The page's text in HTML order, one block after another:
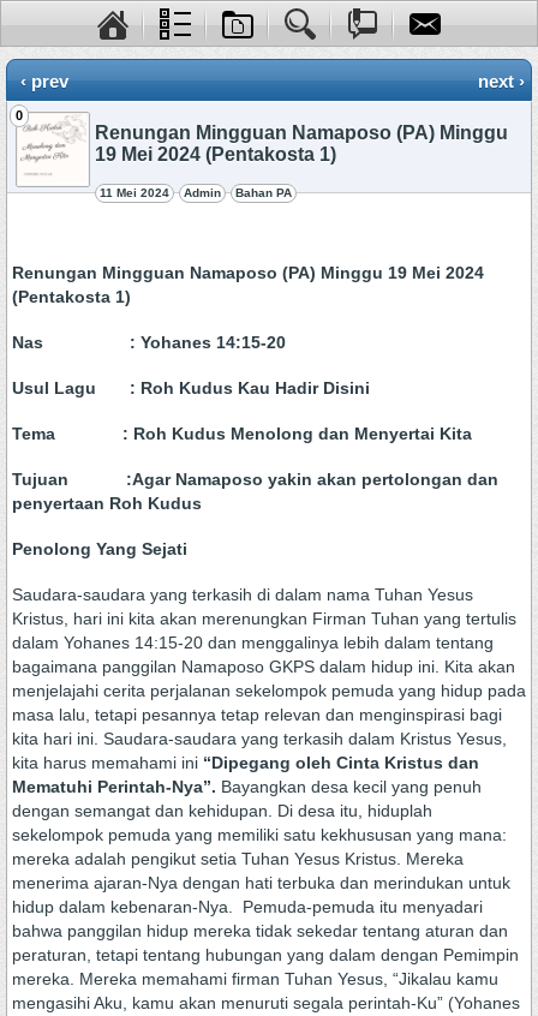
‹ prev next ›
0
Renungan Mingguan Namaposo (PA) Minggu
19 Mei 2024 (Pentakosta 1)
11 Mei 2024 Admin Bahan PA
Renungan Mingguan Namaposo (PA) Minggu 19 Mei 2024
(Pentakosta 1)
Nas : Yohanes 14:15-20
Usul Lagu : Roh Kudus Kau Hadir Disini
Tema : Roh Kudus Menolong dan Menyertai Kita
Tujuan :Agar Namaposo yakin akan pertolongan dan
penyertaan Roh Kudus
Penolong Yang Sejati
Saudara-saudara yang terkasih di dalam nama Tuhan Yesus
Kristus, hari ini kita akan merenungkan Firman Tuhan yang tertulis
dalam Yohanes 14:15-20 dan menggalinya lebih dalam tentang
bagaimana panggilan Namaposo GKPS dalam hidup ini. Kita akan
menjelajahi cerita perjalanan sekelompok pemuda yang hidup pada
masa lalu, tetapi pesannya tetap relevan dan menginspirasi bagi
kita hari ini. Saudara-saudara yang terkasih dalam Kristus Yesus,
kita harus memahami ini “Dipegang oleh Cinta Kristus dan
Mematuhi Perintah-Nya”. Bayangkan desa kecil yang penuh
dengan semangat dan kehidupan. Di desa itu, hiduplah
sekelompok pemuda yang memiliki satu kekhususan yang mana:
mereka adalah pengikut setia Tuhan Yesus Kristus. Mereka
menerima ajaran-Nya dengan hati terbuka dan merindukan untuk
hidup dalam kebenaran-Nya.
Pemuda-pemuda itu menyadari
bahwa panggilan hidup mereka tidak sekedar tentang aturan dan
peraturan, tetapi tentang hubungan yang dalam dengan Pemimpin
mereka. Mereka memahami firman Tuhan Yesus, “Jikalau kamu
mengasihi Aku, kamu akan menuruti segala perintah-Ku” (Yohanes